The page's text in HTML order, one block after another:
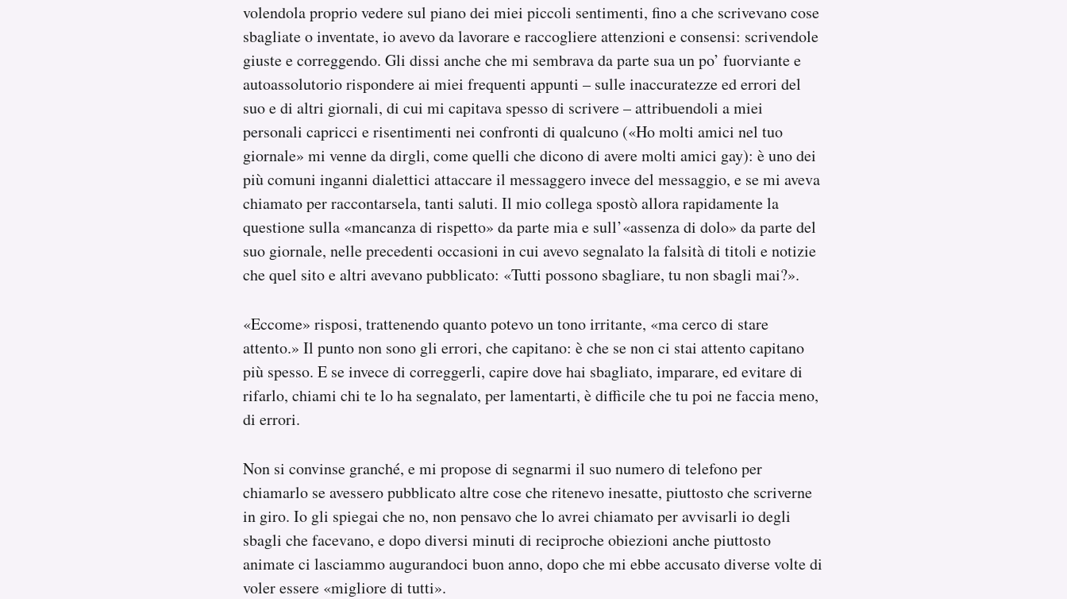
volendola proprio vedere sul piano dei miei piccoli sentimenti, fino a che scrivevano cose
sbagliate o inventate, io avevo da lavorare e raccogliere attenzioni e consensi: scrivendole
giuste e correggendo. Gli dissi anche che mi sembrava da parte sua un po’ fuorviante e
autoassolutorio rispondere ai miei frequenti appunti – sulle inaccuratezze ed errori del
suo e di altri giornali, di cui mi capitava spesso di scrivere – attribuendoli a miei
personali capricci e risentimenti nei confronti di qualcuno («Ho molti amici nel tuo
giornale» mi venne da dirgli, come quelli che dicono di avere molti amici gay): è uno dei
più comuni inganni dialettici attaccare il messaggero invece del messaggio, e se mi aveva
chiamato per raccontarsela, tanti saluti. Il mio collega spostò allora rapidamente la
questione sulla «mancanza di rispetto» da parte mia e sull’«assenza di dolo» da parte del
suo giornale, nelle precedenti occasioni in cui avevo segnalato la falsità di titoli e notizie
che quel sito e altri avevano pubblicato: «Tutti possono sbagliare, tu non sbagli mai?».
«Eccome» risposi, trattenendo quanto potevo un tono irritante, «ma cerco di stare
attento.» Il punto non sono gli errori, che capitano: è che se non ci stai attento capitano
più spesso. E se invece di correggerli, capire dove hai sbagliato, imparare, ed evitare di
rifarlo, chiami chi te lo ha segnalato, per lamentarti, è difficile che tu poi ne faccia meno,
di errori.
Non si convinse granché, e mi propose di segnarmi il suo numero di telefono per
chiamarlo se avessero pubblicato altre cose che ritenevo inesatte, piuttosto che scriverne
in giro. Io gli spiegai che no, non pensavo che lo avrei chiamato per avvisarli io degli
sbagli che facevano, e dopo diversi minuti di reciproche obiezioni anche piuttosto
animate ci lasciammo augurandoci buon anno, dopo che mi ebbe accusato diverse volte di
voler essere «migliore di tutti».